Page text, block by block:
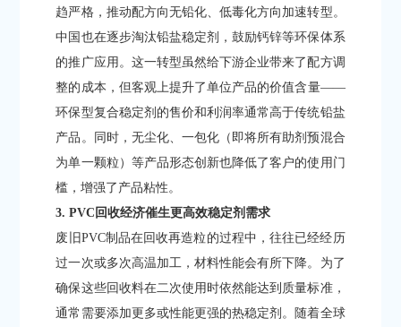
趋严格，推动配方向无铅化、低毒化方向加速转型。
中国也在逐步淘汰铅盐稳定剂，鼓励钙锌等环保体系
的推广应用。这一转型虽然给下游企业带来了配方调
整的成本，但客观上提升了单位产品的价值含量——
环保型复合稳定剂的售价和利润率通常高于传统铅盐
产品。同时，无尘化、一包化（即将所有助剂预混合
为单一颗粒）等产品形态创新也降低了客户的使用门
槛，增强了产品粘性。
3. PVC回收经济催生更高效稳定剂需求
废旧PVC制品在回收再造粒的过程中，往往已经经历
过一次或多次高温加工，材料性能会有所下降。为了
确保这些回收料在二次使用时依然能达到质量标准，
通常需要添加更多或性能更强的热稳定剂。随着全球